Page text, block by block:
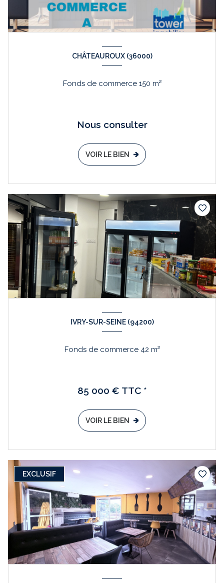
CHÂTEAUROUX (36000)
Fonds de commerce 150 m²
Nous consulter
VOIR LE BIEN
IVRY-SUR-SEINE (94200)
Fonds de commerce 42 m²
85 000 € TTC *
VOIR LE BIEN
EXCLUSIF